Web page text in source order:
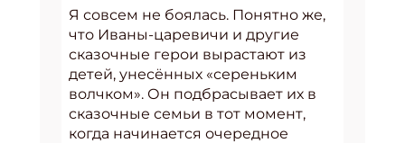
Я совсем не боялась. Понятно же,
что Иваны-царевичи и другие
сказочные герои вырастают из
детей, унесённых «сереньким
волчком». Он подбрасывает их в
сказочные семьи в тот момент,
когда начинается очередное